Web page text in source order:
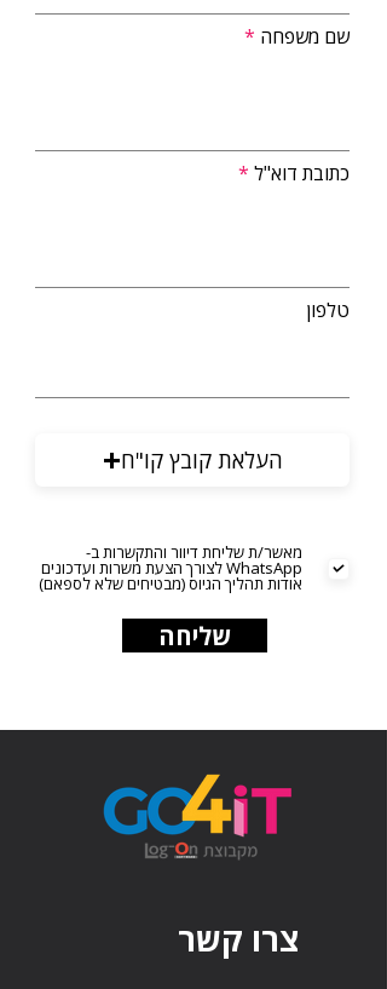
שם משפחה
כתובת דוא"ל
טלפון
העלאת קובץ קו"ח
מאשר/ת שליחת דיוור והתקשרות ב-
WhatsApp לצורך הצעת משרות ועדכונים
אודות תהליך הגיוס (מבטיחים שלא לספאם)
שליחה
צרו קשר